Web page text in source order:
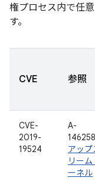
権プロセス内で任
す。
CVE 参照
CVE-
2019-
19524
A-
アップ
リーム
ーネル